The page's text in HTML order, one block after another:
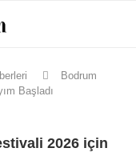
Bodrum
Başladı
2026 için